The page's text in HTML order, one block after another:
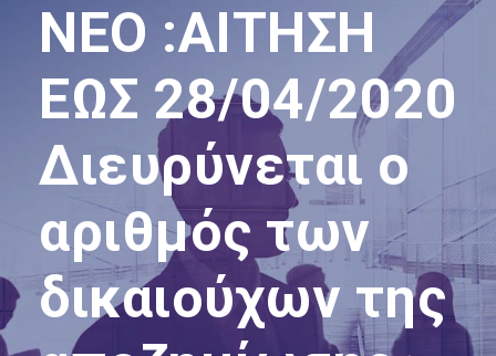
ΝΕΟ :ΑΙΤΗΣΗ
ΕΩΣ 28/04/2020
Διευρύνεται ο
αριθμός των
δικαιούχων της